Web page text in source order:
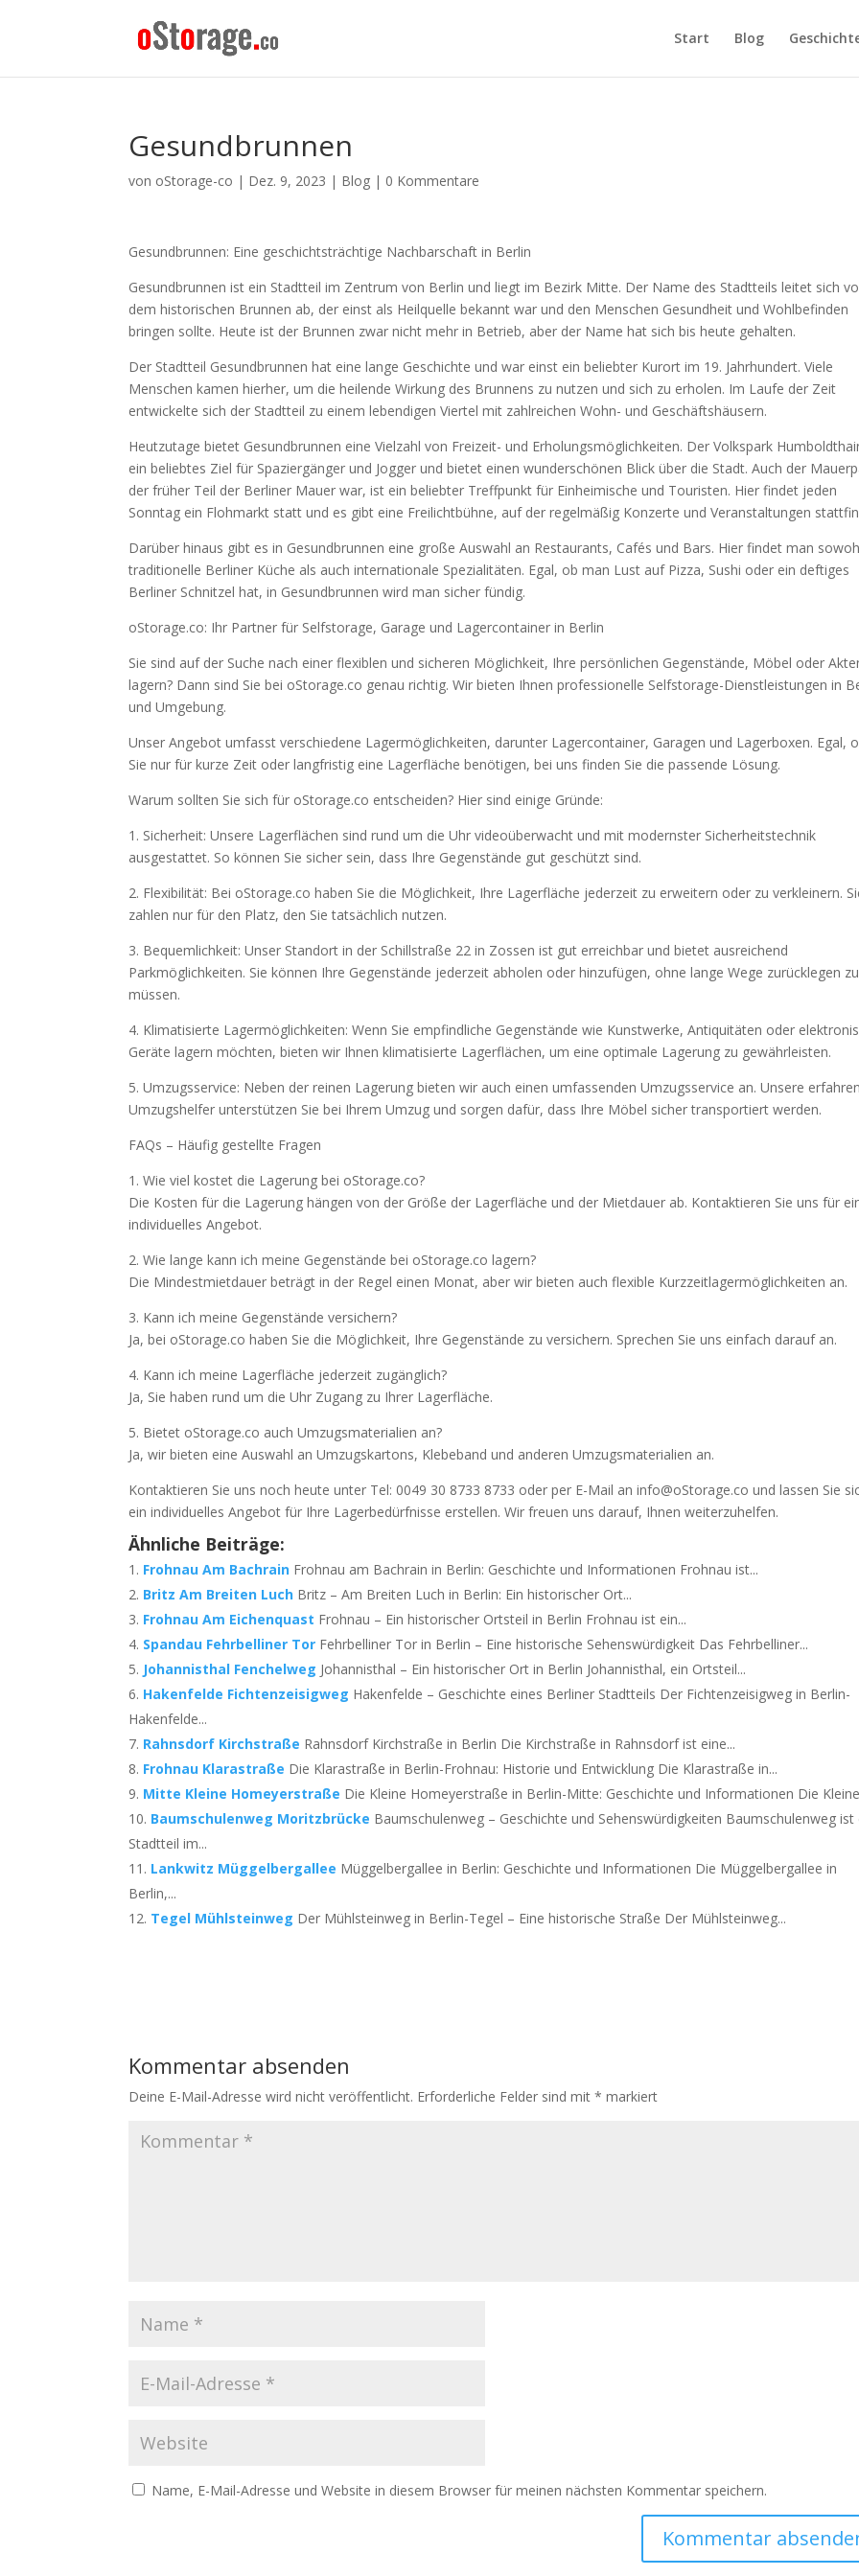
Start Blog
Gesundbrunnen
von oStorage-co | Dez. 9, 2023 | Blog | 0 Kommentare
Gesundbrunnen: Eine geschichtsträchtige Nachbarschaft in Berlin
Gesundbrunnen ist ein Stadtteil im Zentrum von Berlin und liegt im Bezirk Mitte. Der Name des Stadtteils leitet sich
dem historischen Brunnen ab, der einst als Heilquelle bekannt war und den Menschen Gesundheit und Wohlbefinden
bringen sollte. Heute ist der Brunnen zwar nicht mehr in Betrieb, aber der Name hat sich bis heute gehalten.
Der Stadtteil Gesundbrunnen hat eine lange Geschichte und war einst ein beliebter Kurort im 19. Jahrhundert. Viele
Menschen kamen hierher, um die heilende Wirkung des Brunnens zu nutzen und sich zu erholen. Im Laufe der Zeit
entwickelte sich der Stadtteil zu einem lebendigen Viertel mit zahlreichen Wohn- und Geschäftshäusern.
Heutzutage bietet Gesundbrunnen eine Vielzahl von Freizeit- und Erholungsmöglichkeiten. Der Volkspark
ein beliebtes Ziel für Spaziergänger und Jogger und bietet einen wunderschönen Blick über die Stadt. Auch der
der früher Teil der Berliner Mauer war, ist ein beliebter Treffpunkt für Einheimische und Touristen. Hier findet jeden
Sonntag ein Flohmarkt statt und es gibt eine Freilichtbühne, auf der regelmäßig Konzerte und Veranstaltungen
Darüber hinaus gibt es in Gesundbrunnen eine große Auswahl an Restaurants, Cafés und Bars. Hier findet man
traditionelle Berliner Küche als auch internationale Spezialitäten. Egal, ob man Lust auf Pizza, Sushi oder ein deftiges
Berliner Schnitzel hat, in Gesundbrunnen wird man sicher fündig.
oStorage.co: Ihr Partner für Selfstorage, Garage und Lagercontainer in Berlin
Sie sind auf der Suche nach einer flexiblen und sicheren Möglichkeit, Ihre persönlichen Gegenstände, Möbel oder
lagern? Dann sind Sie bei oStorage.co genau richtig. Wir bieten Ihnen professionelle Selfstorage-Dienstleistungen in
und Umgebung.
Unser Angebot umfasst verschiedene Lagermöglichkeiten, darunter Lagercontainer, Garagen und Lagerboxen. Egal,
Sie nur für kurze Zeit oder langfristig eine Lagerfläche benötigen, bei uns finden Sie die passende Lösung.
Warum sollten Sie sich für oStorage.co entscheiden? Hier sind einige Gründe:
1. Sicherheit: Unsere Lagerflächen sind rund um die Uhr videoüberwacht und mit modernster Sicherheitstechnik
ausgestattet. So können Sie sicher sein, dass Ihre Gegenstände gut geschützt sind.
2. Flexibilität: Bei oStorage.co haben Sie die Möglichkeit, Ihre Lagerfläche jederzeit zu erweitern oder zu verkleinern.
zahlen nur für den Platz, den Sie tatsächlich nutzen.
3. Bequemlichkeit: Unser Standort in der Schillstraße 22 in Zossen ist gut erreichbar und bietet ausreichend
Parkmöglichkeiten. Sie können Ihre Gegenstände jederzeit abholen oder hinzufügen, ohne lange Wege zurücklegen zu
müssen.
4. Klimatisierte Lagermöglichkeiten: Wenn Sie empfindliche Gegenstände wie Kunstwerke, Antiquitäten oder
Geräte lagern möchten, bieten wir Ihnen klimatisierte Lagerflächen, um eine optimale Lagerung zu gewährleisten.
5. Umzugsservice: Neben der reinen Lagerung bieten wir auch einen umfassenden Umzugsservice an. Unsere
Umzugshelfer unterstützen Sie bei Ihrem Umzug und sorgen dafür, dass Ihre Möbel sicher transportiert werden.
FAQs – Häufig gestellte Fragen
1. Wie viel kostet die Lagerung bei oStorage.co?
Die Kosten für die Lagerung hängen von der Größe der Lagerfläche und der Mietdauer ab. Kontaktieren Sie uns für
individuelles Angebot.
2. Wie lange kann ich meine Gegenstände bei oStorage.co lagern?
Die Mindestmietdauer beträgt in der Regel einen Monat, aber wir bieten auch flexible Kurzzeitlagermöglichkeiten an.
3. Kann ich meine Gegenstände versichern?
Ja, bei oStorage.co haben Sie die Möglichkeit, Ihre Gegenstände zu versichern. Sprechen Sie uns einfach darauf an.
4. Kann ich meine Lagerfläche jederzeit zugänglich?
Ja, Sie haben rund um die Uhr Zugang zu Ihrer Lagerfläche.
5. Bietet oStorage.co auch Umzugsmaterialien an?
Ja, wir bieten eine Auswahl an Umzugskartons, Klebeband und anderen Umzugsmaterialien an.
Kontaktieren Sie uns noch heute unter Tel: 0049 30 8733 8733 oder per E-Mail an info@oStorage.co und lassen Sie
ein individuelles Angebot für Ihre Lagerbedürfnisse erstellen. Wir freuen uns darauf, Ihnen weiterzuhelfen.
Ähnliche Beiträge:
Frohnau Am Bachrain Frohnau am Bachrain in Berlin: Geschichte und Informationen Frohnau ist...
Britz Am Breiten Luch Britz – Am Breiten Luch in Berlin: Ein historischer Ort...
Frohnau Am Eichenquast Frohnau – Ein historischer Ortsteil in Berlin Frohnau ist ein...
Spandau Fehrbelliner Tor Fehrbelliner Tor in Berlin – Eine historische Sehenswürdigkeit Das Fehrbelliner...
Johannisthal Fenchelweg Johannisthal – Ein historischer Ort in Berlin Johannisthal, ein Ortsteil...
Hakenfelde Fichtenzeisigweg Hakenfelde – Geschichte eines Berliner Stadtteils Der Fichtenzeisigweg in Berlin-
Hakenfelde...
Rahnsdorf Kirchstraße Rahnsdorf Kirchstraße in Berlin Die Kirchstraße in Rahnsdorf ist eine...
Frohnau Klarastraße Die Klarastraße in Berlin-Frohnau: Historie und Entwicklung Die Klarastraße in...
Mitte Kleine Homeyerstraße Die Kleine Homeyerstraße in Berlin-Mitte: Geschichte und Informationen Die
Baumschulenweg Moritzbrücke Baumschulenweg – Geschichte und Sehenswürdigkeiten Baumschulenweg ist
Stadtteil im...
Lankwitz Müggelbergallee Müggelbergallee in Berlin: Geschichte und Informationen Die Müggelbergallee in
Berlin,...
Tegel Mühlsteinweg Der Mühlsteinweg in Berlin-Tegel – Eine historische Straße Der Mühlsteinweg...
Kommentar absenden
Deine E-Mail-Adresse wird nicht veröffentlicht. Erforderliche Felder sind mit* markiert
Name, E-Mail-Adresse und Website in diesem Browser für meinen nächsten Kommentar speichern.